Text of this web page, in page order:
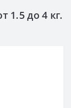
1.5 до 4 кг.